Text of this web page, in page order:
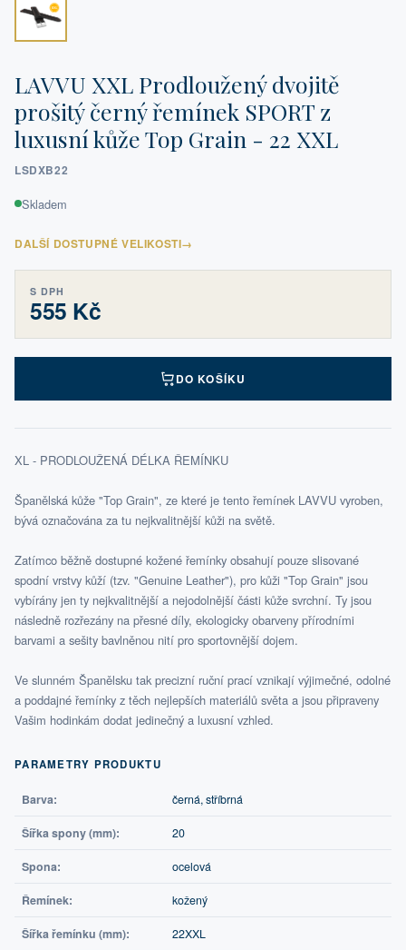
LAVVU XXL Prodloužený dvojitě
prošitý černý řemínek SPORT z
luxusní kůže Top Grain - 22 XXL
LSDXB22
Skladem
DALŠÍ DOSTUPNÉ VELIKOSTI→
S DPH
555 Kč
DO KOŠÍKU
XL - PRODLOUŽENÁ DÉLKA ŘEMÍNKU
Španělská kůže "Top Grain", ze které je tento řemínek LAVVU vyroben,
bývá označována za tu nejkvalitnější kůži na světě.
Zatímco běžně dostupné kožené řemínky obsahují pouze slisované
spodní vrstvy kůží (tzv. "Genuine Leather"), pro kůži "Top Grain" jsou
vybírány jen ty nejkvalitnější a nejodolnější části kůže svrchní. Ty jsou
následně rozřezány na přesné díly, ekologicky obarveny přírodními
barvami a sešity bavlněnou nití pro sportovnější dojem.
Ve slunném Španělsku tak precizní ruční prací vznikají výjimečné, odolné
a poddajné řemínky z těch nejlepších materiálů světa a jsou připraveny
Vašim hodinkám dodat jedinečný a luxusní vzhled.
PARAMETRY PRODUKTU
Barva: černá, stříbrná
Šířka spony (mm): 20
Spona: ocelová
Řemínek: kožený
Šířka řemínku (mm): 22XXL